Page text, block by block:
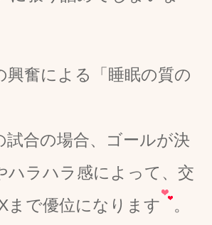
興奮による「睡眠の質の
試合の場合、ゴールが決
ハラハラ感によって、交
まで優位になります
。